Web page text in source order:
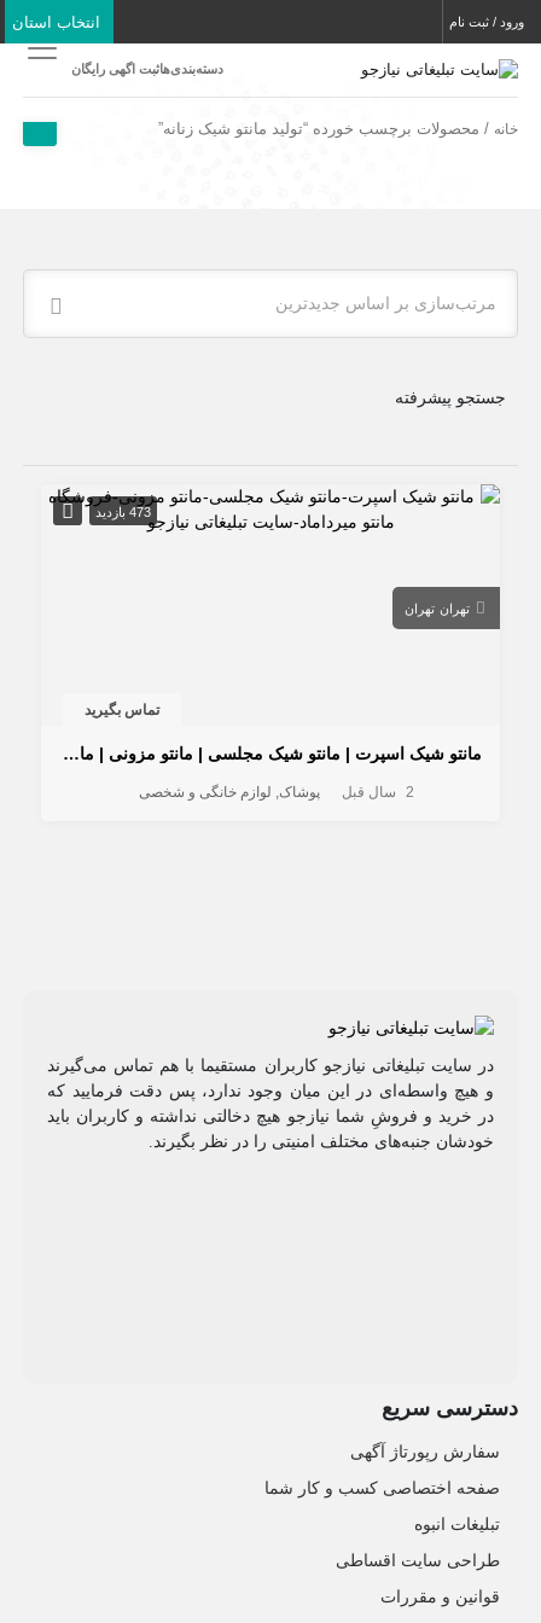
انتخاب استان ورود / ثبت نام
دسته‌بندی‌هاثبت اگهی رایگان
خانه / محصولات برچسب خورده “تولید مانتو شیک زنانه”
مرتب‌سازی بر اساس جدیدترین
جستجو پیشرفته
473 بازدید
تهران تهران
تماس بگیرید
مانتو شیک اسپرت | مانتو شیک مجلسی | مانتو مزونی | مانتو میرداماد
2 سال قبل پوشاک لوازم خانگی و شخصی
در سایت تبلیغاتی نیازجو کاربران مستقیما با هم تماس می‌گیرند
و هیچ واسطه‌ای در این میان وجود ندارد، پس دقت فرمایید که
در خرید و فروشِ شما نیازجو هیچ دخالتی نداشته و کاربران باید
خودشان جنبه‌های مختلف امنیتی را در نظر بگیرند.
دسترسی سریع
سفارش رپورتاژ آگهی
صفحه اختصاصی کسب و کار شما
تبلیغات انبوه
طراحی سایت اقساطی
قوانین و مقررات